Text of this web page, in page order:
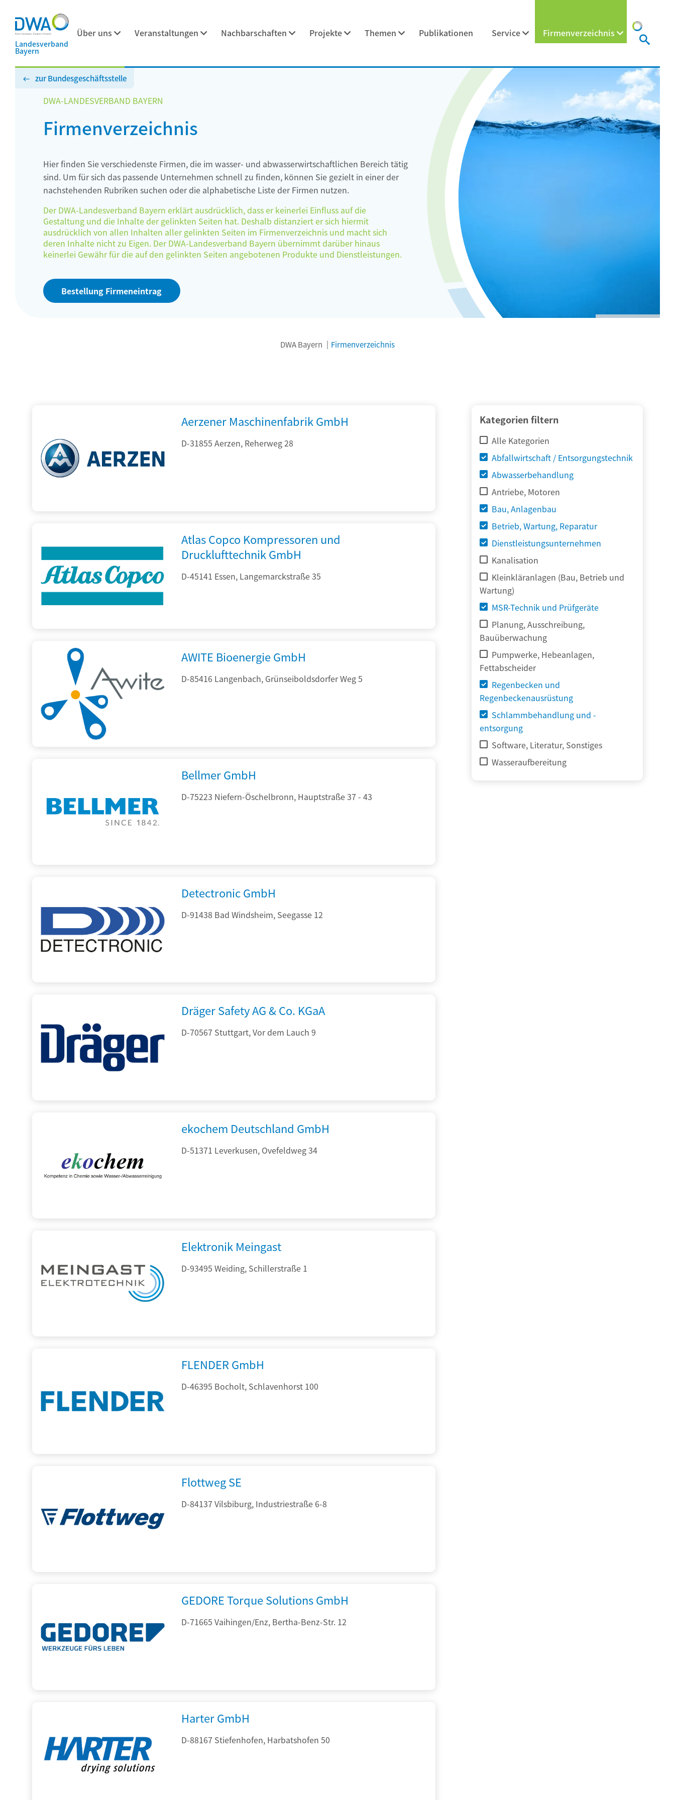
Landesverband
Bayern
Über uns Veranstaltungen Nachbarschaften Projekte Themen Publikationen Service Firmenverzeichnis
zur Bundesgeschäftsstelle
DWA-LANDESVERBAND BAYERN
Firmenverzeichnis
Hier finden Sie verschiedenste Firmen, die im wasser- und abwasserwirtschaftlichen Bereich tätig
sind. Um für sich das passende Unternehmen schnell zu finden, können Sie gezielt in einer der
nachstehenden Rubriken suchen oder die alphabetische Liste der Firmen nutzen.
Der DWA-Landesverband Bayern erklärt ausdrücklich, dass er keinerlei Einfluss auf die
Gestaltung und die Inhalte der gelinkten Seiten hat. Deshalb distanziert er sich hiermit
ausdrücklich von allen Inhalten aller gelinkten Seiten im Firmenverzeichnis und macht sich
deren Inhalte nicht zu Eigen. Der DWA-Landesverband Bayern übernimmt darüber hinaus
keinerlei Gewähr für die auf den gelinkten Seiten angebotenen Produkte und Dienstleistungen.
Bestellung Firmeneintrag
DWA Bayern Firmenverzeichnis
Kategorien filtern
Alle Kategorien
Abfallwirtschaft / Entsorgungstechnik
Abwasserbehandlung
Antriebe, Motoren
Bau, Anlagenbau
Betrieb, Wartung, Reparatur
Dienstleistungsunternehmen
Kanalisation
Kleinkläranlagen (Bau, Betrieb und
Wartung)
MSR-Technik und Prüfgeräte
Planung, Ausschreibung,
Bauüberwachung
Pumpwerke, Hebeanlagen,
Fettabscheider
Regenbecken und
Regenbeckenausrüstung
Schlammbehandlung und -
entsorgung
Software, Literatur, Sonstiges
Wasseraufbereitung
Aerzener Maschinenfabrik GmbH
D-31855 Aerzen, Reherweg 28
Atlas Copco Kompressoren und
Drucklufttechnik GmbH
D-45141 Essen, Langemarckstraße 35
AWITE Bioenergie GmbH
D-85416 Langenbach, Grünseiboldsdorfer Weg 5
Bellmer GmbH
D-75223 Niefern-Öschelbronn, Hauptstraße 37 - 43
Detectronic GmbH
D-91438 Bad Windsheim, Seegasse 12
Dräger Safety AG & Co. KGaA
D-70567 Stuttgart, Vor dem Lauch 9
ekochem Deutschland GmbH
D-51371 Leverkusen, Ovefeldweg 34
Elektronik Meingast
D-93495 Weiding, Schillerstraße 1
FLENDER GmbH
D-46395 Bocholt, Schlavenhorst 100
Flottweg SE
D-84137 Vilsbiburg, Industriestraße 6-8
GEDORE Torque Solutions GmbH
D-71665 Vaihingen/Enz, Bertha-Benz-Str. 12
Harter GmbH
D-88167 Stiefenhofen, Harbatshofen 50